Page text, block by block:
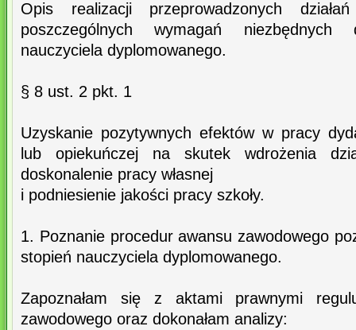
Opis realizacji przeprowadzonych działań
poszczególnych wymagań
nauczyciela dyplomowanego.
§ 8 ust. 2 pkt. 1
Uzyskanie pozytywnych efektów w pracy
lub opiekuńczej na skutek wdrożenia
doskonalenie pracy własnej
i podniesienie jakości pracy szkoły.
1. Poznanie procedur awansu zawodowego
stopień nauczyciela dyplomowanego.
Zapoznałam się z aktami prawnymi
zawodowego oraz dokonałam analizy: